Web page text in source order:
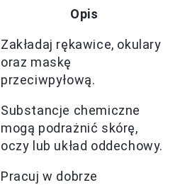
Opis
Zakładaj rękawice, okulary
oraz maskę
przeciwpyłową.
Substancje chemiczne
mogą podrażnić skórę,
oczy lub układ oddechowy.
Pracuj w dobrze